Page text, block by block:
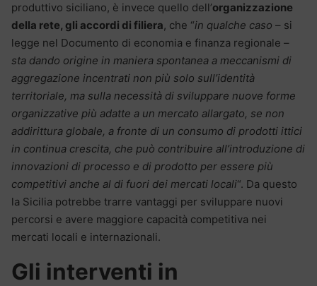
produttivo siciliano, è invece quello dell’organizzazione
della rete, gli accordi di filiera, che “in qualche caso – si
legge nel Documento di economia e finanza regionale –
sta dando origine in maniera spontanea a meccanismi di
aggregazione incentrati non più solo sull’identità
territoriale, ma sulla necessità di sviluppare nuove forme
organizzative più adatte a un mercato allargato, se non
addirittura globale, a fronte di un consumo di prodotti ittici
in continua crescita, che può contribuire all’introduzione di
innovazioni di processo e di prodotto per essere più
competitivi anche al di fuori dei mercati locali“. Da questo
la Sicilia potrebbe trarre vantaggi per sviluppare nuovi
percorsi e avere maggiore capacità competitiva nei
mercati locali e internazionali.
Gli interventi in